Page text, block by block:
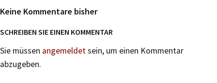
Keine Kommentare bisher
SCHREIBEN SIE EINEN KOMMENTAR
Sie müssen angemeldetsein, um einen Kommentar
abzugeben.